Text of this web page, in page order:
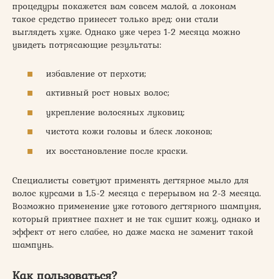
процедуры покажется вам совсем малой, а локонам
такое средство принесет только вред: они стали
выглядеть хуже. Однако уже через 1-2 месяца можно
увидеть потрясающие результаты:
избавление от перхоти;
активный рост новых волос;
укрепление волосяных луковиц;
чистота кожи головы и блеск локонов;
их восстановление после краски.
Специалисты советуют применять дегтярное мыло для
волос курсами в 1,5-2 месяца с перерывом на 2-3 месяца.
Возможно применение уже готового дегтярного шампуня,
который приятнее пахнет и не так сушит кожу, однако и
эффект от него слабее, но даже маска не заменит такой
шампунь.
Как пользоваться?